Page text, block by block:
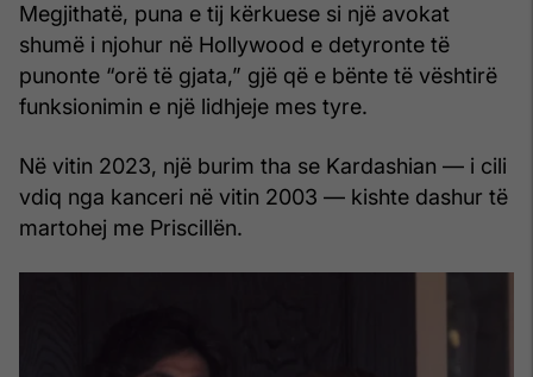
Megjithatë, puna e tij kërkuese si një avokat
shumë i njohur në Hollywood e detyronte të
punonte “orë të gjata,” gjë që e bënte të vështirë
funksionimin e një lidhjeje mes tyre.
Në vitin 2023, një burim tha se Kardashian — i cili
vdiq nga kanceri në vitin 2003 — kishte dashur të
martohej me Priscillën.